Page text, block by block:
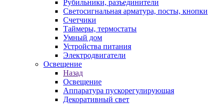
Рубильники, разъединители
Светосигнальная арматура, посты, кнопки
Счетчики
Таймеры, термостаты
Умный дом
Устройства питания
Электродвигатели
Освещение
Назад
Освещение
Аппаратура пускорегулирующая
Декоративный свет